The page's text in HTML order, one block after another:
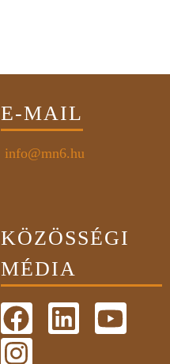
E-MAIL
info@mn6.hu
KÖZÖSSÉGI
MÉDIA